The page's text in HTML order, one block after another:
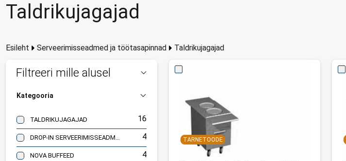
Taldrikujagajad
Esileht Serveerimisseadmed ja töötasapinnad Taldrikujagajad
Filtreeri mille alusel
Kategooria
TALDRIKUJAGAJAD 16
DROP-IN SERVEERIMISSEADMED ILMA ÜLAOSATA 4
NOVA BUFFEED 4
TARNETOODE